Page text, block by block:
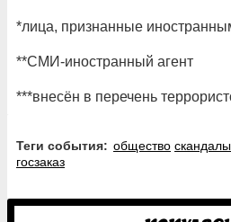
*лица, признанные
**СМИ-иностранный агент
***внесён в перечень
Теги события: общество скандалы
госзаказ